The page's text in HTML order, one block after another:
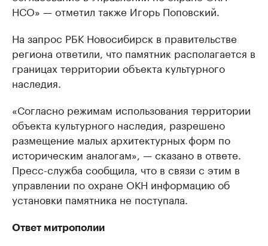
НСО» — отметил также Игорь Поповский.
На запрос РБК Новосибирск в правительстве
региона ответили, что памятник располагается в
границах территории объекта культурного
наследия.
«Согласно режимам использования территории
объекта культурного наследия, разрешено
размещение малых архитектурных форм по
историческим аналогам», — сказано в ответе.
Пресс-служба сообщила, что в связи с этим в
управлении по охране ОКН информацию об
установки памятника не поступала.
Ответ митрополии